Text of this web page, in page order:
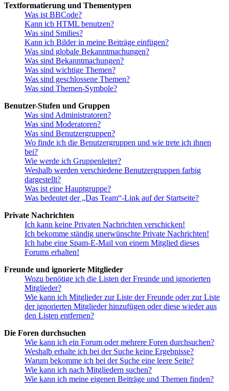
Textformatierung und Thementypen
Was ist BBCode?
Kann ich HTML benutzen?
Was sind Smilies?
Kann ich Bilder in meine Beiträge einfügen?
Was sind globale Bekanntmachungen?
Was sind Bekanntmachungen?
Was sind wichtige Themen?
Was sind geschlossene Themen?
Was sind Themen-Symbole?
Benutzer-Stufen und Gruppen
Was sind Administratoren?
Was sind Moderatoren?
Was sind Benutzergruppen?
Wo finde ich die Benutzergruppen und wie trete ich ihnen
bei?
Wie werde ich Gruppenleiter?
Weshalb werden verschiedene Benutzergruppen farbig
dargestellt?
Was ist eine Hauptgruppe?
Was bedeutet der „Das Team“-Link auf der Startseite?
Private Nachrichten
Ich kann keine Privaten Nachrichten verschicken!
Ich bekomme ständig unerwünschte Private Nachrichten!
Ich habe eine Spam-E-Mail von einem Mitglied dieses
Forums erhalten!
Freunde und ignorierte Mitglieder
Wozu benötige ich die Listen der Freunde und ignorierten
Mitglieder?
Wie kann ich Mitglieder zur Liste der Freunde oder zur Liste
der ignorierten Mitglieder hinzufügen oder diese wieder aus
den Listen entfernen?
Die Foren durchsuchen
Wie kann ich ein Forum oder mehrere Foren durchsuchen?
Weshalb erhalte ich bei der Suche keine Ergebnisse?
Warum bekomme ich bei der Suche eine leere Seite?
Wie kann ich nach Mitgliedern suchen?
Wie kann ich meine eigenen Beiträge und Themen finden?